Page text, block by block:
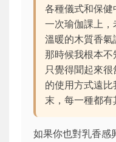
各種儀式和保
一次瑜伽課上
溫暖的木質香氣
那時候我根本不
只覺得聞起來
的使用方式遠
末，每一種都有
如果你也對乳香感